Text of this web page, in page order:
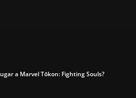
a Marvel Tōkon: Fighting Souls?